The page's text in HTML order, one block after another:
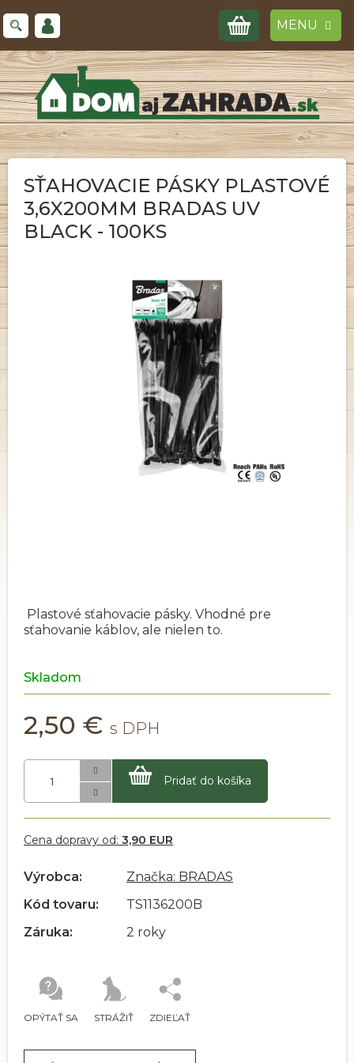
na
obsah
NÁKUPNÝ
SŤAHOVACIE PÁSKY PLASTOVÉ
3,6X200MM BRADAS UV
BLACK - 100KS
Skladom
2,50 €
Pridať do košíka
Plastové sťahovacie pásky. Vhodné pre
sťahovanie káblov, ale nielen to.
OPÝTAŤ SA STRÁŽIŤ ZDIEĽAŤ
Cena dopravy od: 3,90 EUR
Výrobca:
Značka: BRADAS
Kód tovaru:
TS1136200B
Záruka:
2 roky